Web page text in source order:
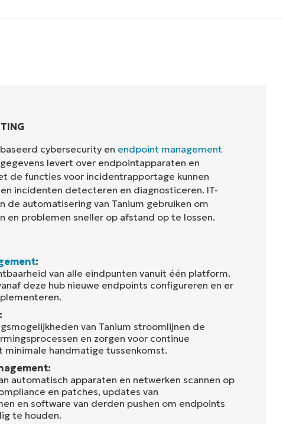
cybersecurity en endpoint management
levert over endpointapparaten en
de functies voor incidentrapportage kunnen
incidenten detecteren en diagnosticeren. IT-
de automatisering van Tanium gebruiken om
en problemen sneller op afstand op te lossen.
:
van alle eindpunten vanuit één platform.
deze hub nieuwe endpoints configureren en er
:
van Tanium stroomlijnen de
en zorgen voor continue
minimale handmatige tussenkomst.
automatisch apparaten en netwerken scannen op
en patches, updates van
en software van derden pushen om endpoints
te houden.